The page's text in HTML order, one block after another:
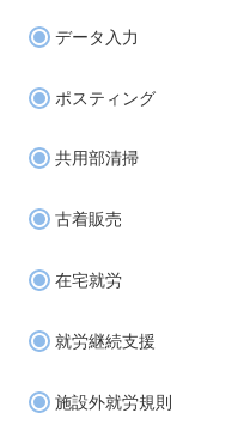
データ入力
ポスティング
共用部清掃
古着販売
在宅就労
就労継続支援
施設外就労規則